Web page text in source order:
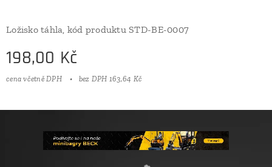
Ložisko táhla, kód produktu STD-BE-0007
198,00 Kč
cena včetně DPH bez DPH 163,64 Kč